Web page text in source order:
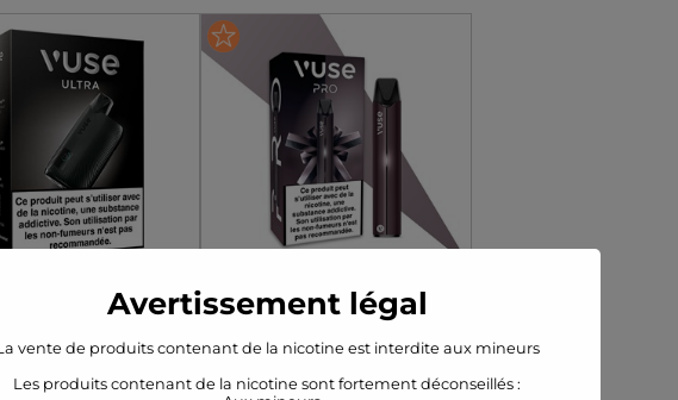
Avertissement légal
vente de produits contenant de la nicotine est interdite aux mineurs
Les produits contenant de la nicotine sont fortement déconseillés :
Ultra Vuse Kit Vuse Pro